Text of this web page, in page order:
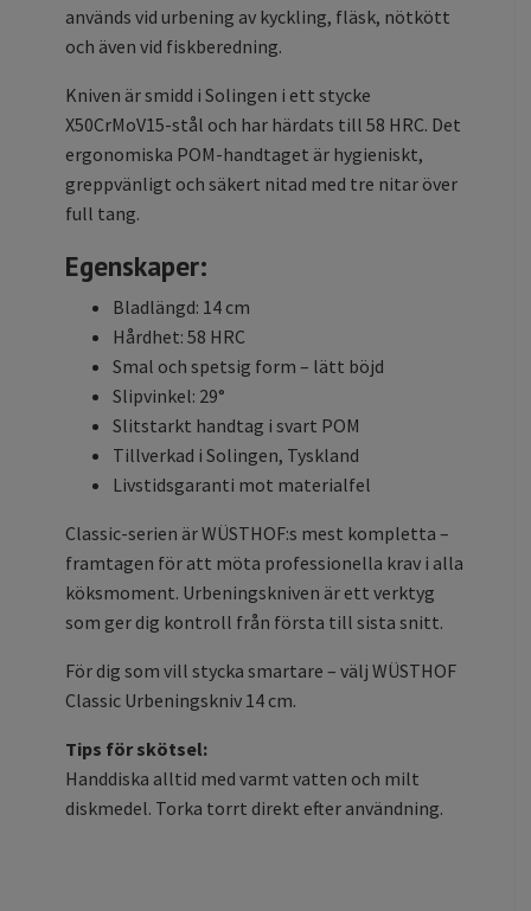
används vid urbening av kyckling, fläsk, nötkött
och även vid fiskberedning.
Kniven är smidd i Solingen i ett stycke
X50CrMoV15-stål och har härdats till 58 HRC. Det
ergonomiska POM-handtaget är hygieniskt,
greppvänligt och säkert nitad med tre nitar över
full tang.
Egenskaper:
Bladlängd: 14 cm
Hårdhet: 58 HRC
Smal och spetsig form – lätt böjd
Slipvinkel: 29°
Slitstarkt handtag i svart POM
Tillverkad i Solingen, Tyskland
Livstidsgaranti mot materialfel
Classic-serien är WÜSTHOF:s mest kompletta –
framtagen för att möta professionella krav i alla
köksmoment. Urbeningskniven är ett verktyg
som ger dig kontroll från första till sista snitt.
För dig som vill stycka smartare – välj WÜSTHOF
Classic Urbeningskniv 14 cm.
Tips för skötsel:
Handdiska alltid med varmt vatten och milt
diskmedel. Torka torrt direkt efter användning.